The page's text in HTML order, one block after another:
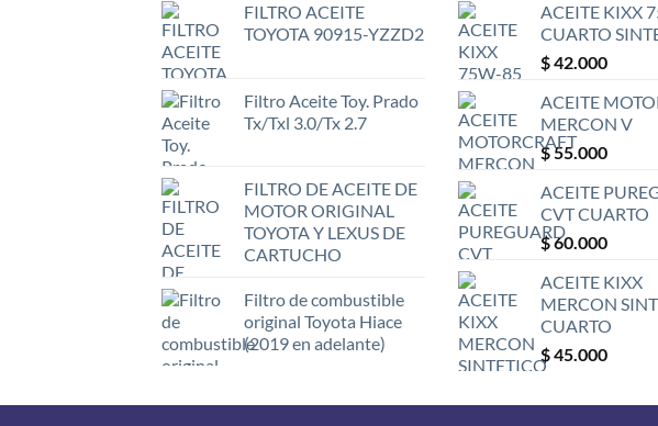
FILTRO ACEITE
TOYOTA 90915-YZZD2
Filtro Aceite Toy. Prado
Tx/Txl 3.0/Tx 2.7
FILTRO DE ACEITE DE
MOTOR ORIGINAL
TOYOTA Y LEXUS DE
CARTUCHO
Filtro de combustible
original Toyota Hiace
(2019 en adelante)
ACEITE KIXX
CUARTO
$42.000
ACEITE
MERCON V
$55.000
ACEITE
CVT CUARTO
$60.000
ACEITE KIXX
MERCON
CUARTO
$45.000